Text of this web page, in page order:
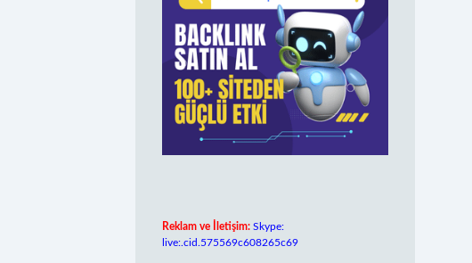
Reklam ve İletişim: Skype:
live:.cid.575569c608265c69